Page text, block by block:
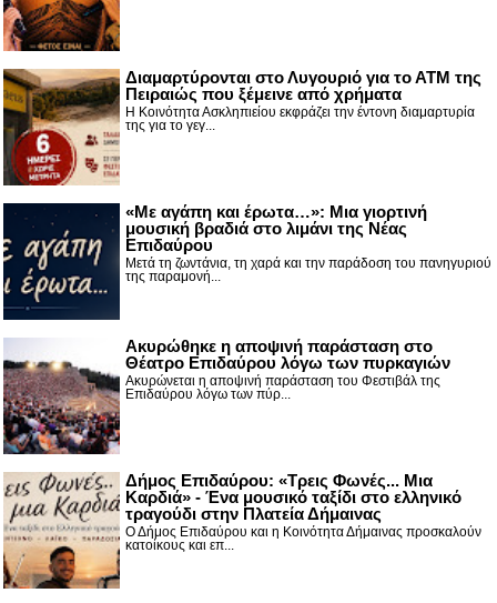
Διαμαρτύρονται στο Λυγουριό για το ΑΤΜ της
Πειραιώς που ξέμεινε από χρήματα
Η Κοινότητα Ασκληπιείου εκφράζει την έντονη διαμαρτυρία
της για το γεγ...
«Με αγάπη και έρωτα…»: Μια γιορτινή
μουσική βραδιά στο λιμάνι της Νέας
Επιδαύρου
Μετά τη ζωντάνια, τη χαρά και την παράδοση του πανηγυριού
της παραμονή...
Ακυρώθηκε η αποψινή παράσταση στο
Θέατρο Επιδαύρου λόγω των πυρκαγιών
Ακυρώνεται η αποψινή παράσταση του Φεστιβάλ της
Επιδαύρου λόγω των πύρ...
Δήμος Επιδαύρου: «Τρεις Φωνές... Μια
Καρδιά» - Ένα μουσικό ταξίδι στο ελληνικό
τραγούδι στην Πλατεία Δήμαινας
Ο Δήμος Επιδαύρου και η Κοινότητα Δήμαινας προσκαλούν
κατοίκους και επ...